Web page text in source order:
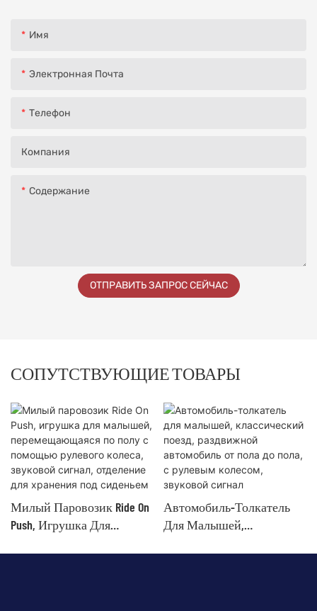
Имя
Электронная Почта
Телефон
Компания
Содержание
ОТПРАВИТЬ ЗАПРОС СЕЙЧАС
СОПУТСТВУЮЩИЕ ТОВАРЫ
Милый Паровозик Ride On
Push, Игрушка Для
Автомобиль-Толкатель
Для Малышей,